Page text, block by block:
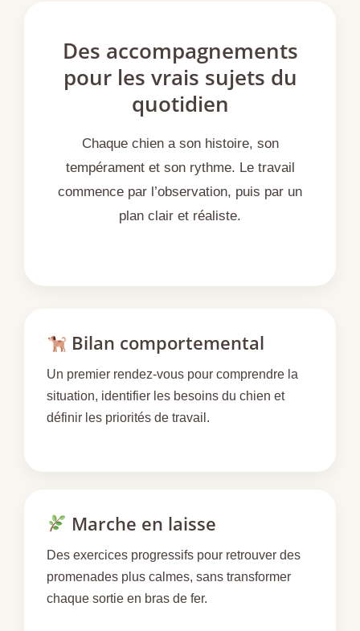
Des accompagnements
pour les vrais sujets du
quotidien
Chaque chien a son histoire, son
tempérament et son rythme. Le travail
commence par l’observation, puis par un
plan clair et réaliste.
Bilan comportemental
Un premier rendez-vous pour comprendre la
situation, identifier les besoins du chien et
définir les priorités de travail.
Marche en laisse
Des exercices progressifs pour retrouver des
promenades plus calmes, sans transformer
chaque sortie en bras de fer.